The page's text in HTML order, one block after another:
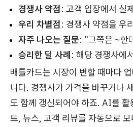
경쟁사 약점: 고객 입장에서 실
우리 차별점: 경쟁사 약점을 우
자주 나오는 질문: "그쪽은 ~한
승리한 딜 사례: 해당 경쟁사에
배틀카드는 시장이 변할 때마다
니다. 경쟁사가 가격을 바꾸거나
도 함께 갱신되어야 하죠. AI를 활
트, 뉴스, 고객 리뷰를 자동으로